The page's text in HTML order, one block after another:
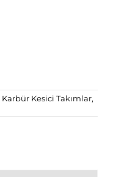
Karbür Kesici Takımlar,